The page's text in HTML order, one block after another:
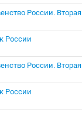
России. Вторая
России
России. Вторая
России